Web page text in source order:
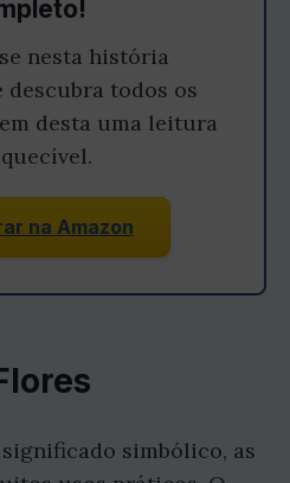
nesta história
descubra todos os
desta uma leitura
na Amazon
simbólico, as